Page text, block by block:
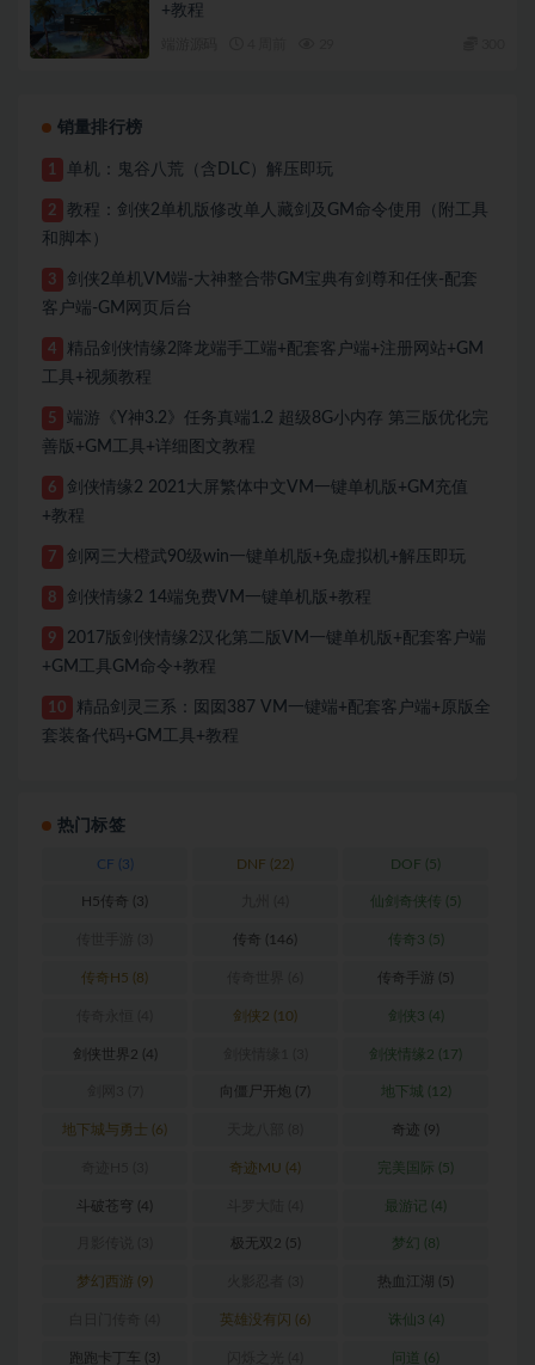
+教程
销量排行榜
1 单机：鬼谷八荒（含DLC）解压即玩
2
教程：剑侠2单机版修改单人藏剑及GM命令使用（附工具
和脚本）
3
剑侠2单机VM端-大神整合带GM宝典有剑尊和任侠-配套
客户端-GM网页后台
4
精品剑侠情缘2降龙端手工端+配套客户端+注册网站+GM
工具+视频教程
5
端游《Y神3.2》任务真端1.2 超级8G小内存 第三版优化完
善版+GM工具+详细图文教程
6
剑侠情缘2 2021大屏繁体中文VM一键单机版+GM充值
+教程
7 剑网三大橙武90级win一键单机版+免虚拟机+解压即玩
8 剑侠情缘2 14端免费VM一键单机版+教程
9
2017版剑侠情缘2汉化第二版VM一键单机版+配套客户端
+GM工具GM命令+教程
10
精品剑灵三系：囡囡387 VM一键端+配套客户端+原版全
套装备代码+GM工具+教程
热门标签
CF (3) DNF (22) DOF (5)
H5传奇 (3) 仙剑奇侠传 (5)
传奇 (146) 传奇3 (5)
传奇H5 (8) 传奇手游 (5)
剑侠2 (10) 剑侠3 (4)
剑侠世界2 (4) 剑侠情缘2 (17)
向僵尸开炮 (7) 地下城 (12)
地下城与勇士 (6) 奇迹 (9)
奇迹MU (4) 完美国际 (5)
斗破苍穹 (4) 最游记 (4)
极无双2 (5) 梦幻 (8)
梦幻西游 (9) 热血江湖 (5)
英雄没有闪 (6) 诛仙3 (4)
跑跑卡丁车 (3) 问道 (6)